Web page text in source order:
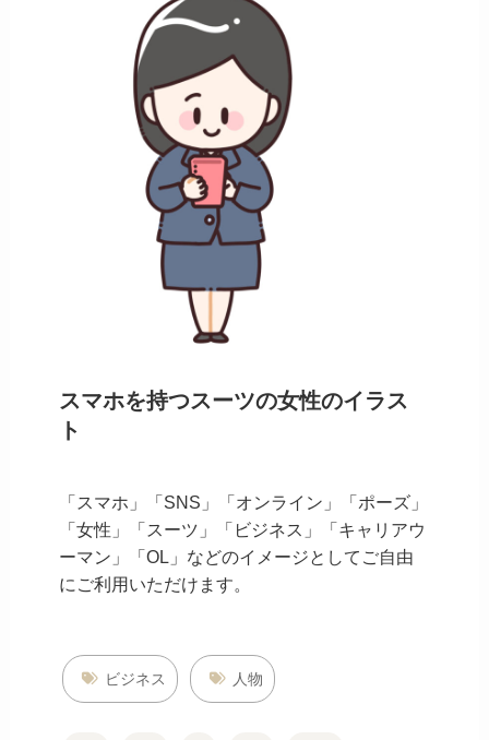
スマホを持つスーツの女性のイラス
ト
「スマホ」「SNS」「オンライン」「ポーズ」
「女性」「スーツ」「ビジネス」「キャリアウ
ーマン」「OL」などのイメージとしてご自由
にご利用いただけます。
ビジネス 人物